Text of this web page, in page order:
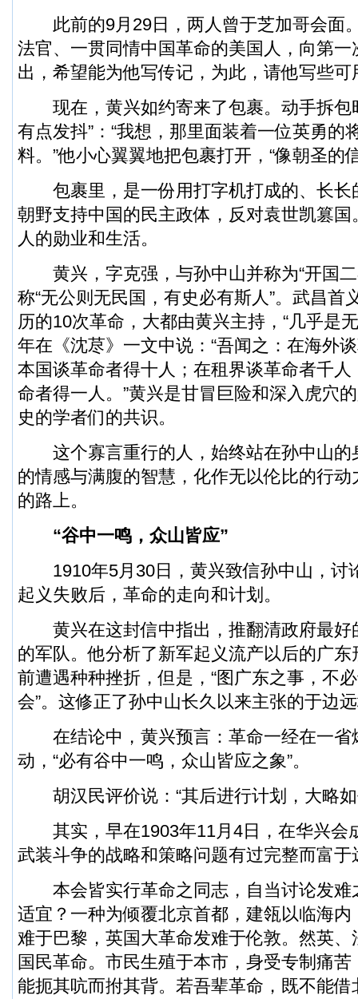
此前的9月29日，两人曾于芝加哥会面
法官、一贯同情中国革命的美国人，向第
出，希望能为他写传记，为此，请他写些
现在，黄兴如约寄来了包裹。动手拆包
有点发抖”：“我想，那里面装着一位英勇的
料。”他小心翼翼地把包裹打开，“像朝圣的
包裹里，是一份用打字机打成的、长
朝野支持中国的民主政体，反对袁世凯篡
人的勋业和生活。
黄兴，字克强，与孙中山并称为“开国二
称“无公则无民国，有史必有斯人”。武昌首
历的10次革命，大都由黄兴主持，“几乎是
年在《沈荩》一文中说：“吾闻之：在海外
本国谈革命者得十人；在租界谈革命者千
命者得一人。”黄兴是甘冒巨险和深入虎穴
史的学者们的共识。
这个寡言重行的人，始终站在孙中山的
的情感与满腹的智慧，化作无以伦比的行
的路上。
“谷中一鸣，众山皆应”
1910年5月30日，黄兴致信孙中山，讨
起义失败后，革命的走向和计划。
黄兴在这封信中指出，推翻清政府最好
的军队。他分析了新军起义流产以后的广
前遭遇种种挫折，但是，“图广东之事，不
会”。这修正了孙中山长久以来主张的于边
在结论中，黄兴预言：革命一经在一省
动，“必有谷中一鸣，众山皆应之象”。
胡汉民评价说：“其后进行计划，大略如
其实，早在1903年11月4日，在华兴会
武装斗争的战略和策略问题有过完整而富于
本会皆实行革命之同志，自当讨论发难
适宜？一种为倾覆北京首都，建瓴以临海
难于巴黎，英国大革命发难于伦敦。然英
国民革命。市民生殖于本市，身受专制痛
能扼其吭而拊其背。若吾辈革命，既不能